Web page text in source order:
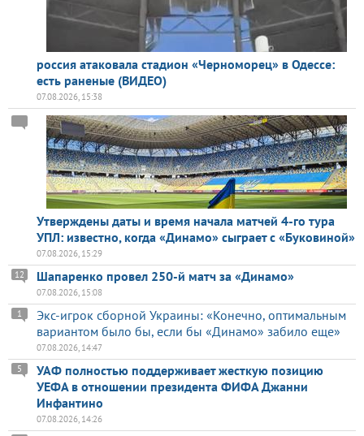
россия атаковала стадион «Черноморец» в Одессе:
есть раненые (ВИДЕО)
07.08.2026, 15:38
Утверждены даты и время начала матчей 4-го тура
УПЛ: известно, когда «Динамо» сыграет с «Буковиной»
07.08.2026, 15:29
Шапаренко провел 250-й матч за «Динамо»
12
07.08.2026, 15:08
Экс-игрок сборной Украины: «Конечно, оптимальным
вариантом было бы, если бы «Динамо» забило еще»
1
07.08.2026, 14:47
УАФ полностью поддерживает жесткую позицию
УЕФА в отношении президента ФИФА Джанни
Инфантино
5
07.08.2026, 14:26